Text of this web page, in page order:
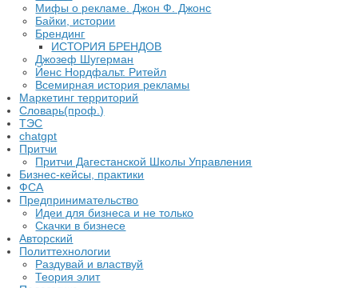
Мифы о рекламе. Джон Ф. Джонс
Байки, истории
Брендинг
ИСТОРИЯ БРЕНДОВ
Джозеф Шугерман
​Йенс Нордфальт. Ритейл
Всемирная история рекламы
Маркетинг территорий
Словарь(проф.)
ТЭС
chatgpt
Притчи
Притчи Дагестанской Школы Управления
Бизнес-кейсы, практики
ФСА
Предпринимательство
Идеи для бизнеса и не только
Скачки в бизнесе
Авторский
Политтехнологии
Раздувай и властвуй
Теория элит